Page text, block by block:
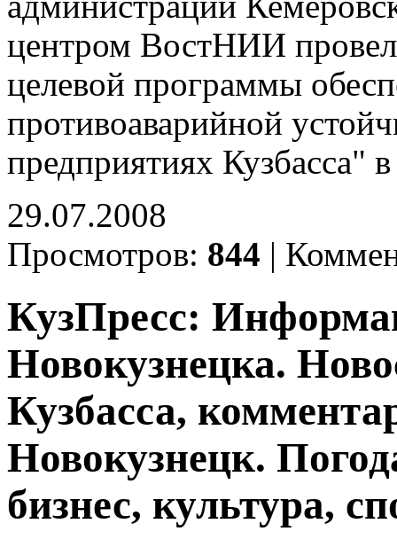
центром ВостНИИ
целевой программы
противоаварийной
предприятиях Кузбасса"
29.07.2008
Просмотров: 844 |
КузПресс:
Новокузнецка.
Кузбасса,
Новокузнецк.
бизнес, культура,